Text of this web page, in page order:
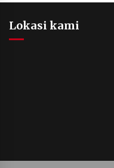
Lokasi kami